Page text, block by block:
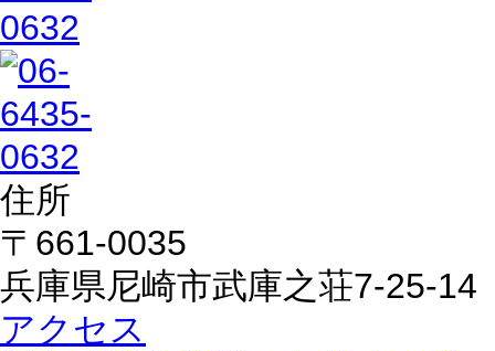
住所
〒661-0035
兵庫県尼崎市武庫之荘7-25-14
アクセス